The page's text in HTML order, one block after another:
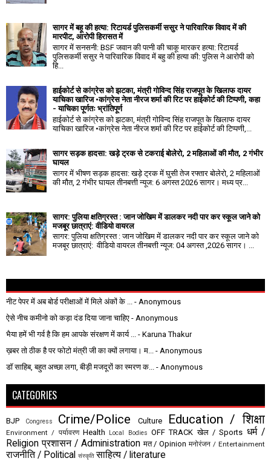
सागर में बहू की हत्या: रिटायर्ड पुलिसकर्मी ससुर ने पारिवारिक विवाद में की
मारपीट, आरोपी हिरासत में
सागर में सनसनी: BSF जवान की पत्नी की चाकू मारकर हत्या: रिटायर्ड
पुलिसकर्मी ससुर ने पारिवारिक विवाद में बहु की हत्या की: पुलिस ने आरोपी को
हि...
हाईकोर्ट से कांग्रेस को झटका, मंत्री गोविन्द सिंह राजपूत के खिलाफ दायर
याचिका खारिज •कांग्रेस नेता नीरज शर्मा की रिट पर हाईकोर्ट की टिप्पणी, कहा
- याचिका पूर्णतः भ्रांतिपूर्ण
हाईकोर्ट से कांग्रेस को झटका, मंत्री गोविन्द सिंह राजपूत के खिलाफ दायर
याचिका खारिज •कांग्रेस नेता नीरज शर्मा की रिट पर हाईकोर्ट की टिप्पणी,...
सागर सड़क हादसा: खड़े ट्रक से टकराई बोलेरो, 2 महिलाओं की मौत, 2 गंभीर
घायल
सागर में भीषण सड़क हादसा: खड़े ट्रक में घुसी तेज रफ्तार बोलेरो, 2 महिलाओं
की मौत, 2 गंभीर घायल तीनबत्ती न्यूज: 6 अगस्त 2026 सागर। मध्य प्र...
सागर: पुलिया क्षतिग्रस्त : जान जोखिम में डालकर नदी पार कर स्कूल जाने को
मजबूर छात्राएं: वीडियो वायरल
सागर: पुलिया क्षतिग्रस्त : जान जोखिम में डालकर नदी पार कर स्कूल जाने को
मजबूर छात्राएं: वीडियो वायरल तीनबत्ती न्यूज: 04 अगस्त ,2026 सागर। ...
नीट पेपर में अब बोर्ड परीक्षाओं में मिले अंकों के ...
- Anonymous
ऐसे नीच कमीनो को कड़ा दंड दिया जाना चाहिए - Anonymous
भैया हमें भी गर्व है कि हम आपके संरक्षण में कार्य ...
- Karuna Thakur
ख़बर तो ठीक है पर फोटो मंत्री जी का क्यों लगाया। म...
- Anonymous
डॉ साहिब, बहुत अच्छा लगा, बीड़ी मजदूरों का स्मरण क...
- Anonymous
CATEGORIES
BJP Congress Crime/Police Culture Education / शिक्षा
Environment / पर्यावरण Health Local Bodies OFF TRACK खेल / Sports धर्म /
Religion प्रशासन / Administration मत / Opinion मनोरंजन / Entertainment
राजनीति / Political संस्कृति साहित्य / literature